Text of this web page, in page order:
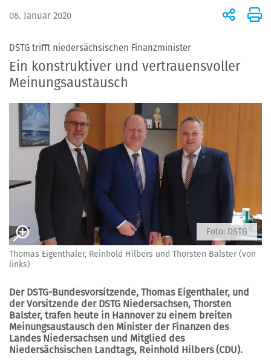
08. Januar 2020
DSTG trifft niedersächsischen Finanzminister
Ein konstruktiver und vertrauensvoller
Meinungsaustausch
Foto: DSTG
Thomas Eigenthaler, Reinhold Hilbers und Thorsten Balster (von
links)
Der DSTG-Bundesvorsitzende, Thomas Eigenthaler, und
der Vorsitzende der DSTG Niedersachsen, Thorsten
Balster, trafen heute in Hannover zu einem breiten
Meinungsaustausch den Minister der Finanzen des
Landes Niedersachsen und Mitglied des
Niedersächsischen Landtags, Reinhold Hilbers (CDU).